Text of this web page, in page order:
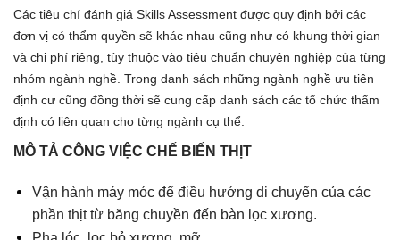
Các tiêu chí đánh giá Skills Assessment được quy định bởi các
đơn vị có thẩm quyền sẽ khác nhau cũng như có khung thời gian
và chi phí riêng, tùy thuộc vào tiêu chuẩn chuyên nghiệp của từng
nhóm ngành nghề. Trong danh sách những ngành nghề ưu tiên
định cư cũng đồng thời sẽ cung cấp danh sách các tổ chức thẩm
định có liên quan cho từng ngành cụ thể.
MÔ TẢ CÔNG VIỆC CHẾ BIẾN THỊT
Vận hành máy móc để điều hướng di chuyển của các
phần thịt từ băng chuyền đến bàn lọc xương.